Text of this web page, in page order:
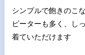
シンプルで飽きのこ
ピーターも多く、し
着ていただけます